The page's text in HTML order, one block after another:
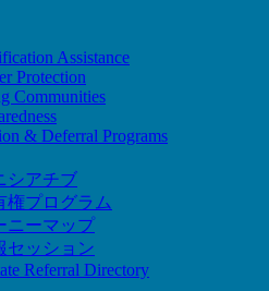
Assistance
Protection
Communities
& Deferral Programs
シアチブ
権プログラム
ニーマップ
セッション
Referral Directory